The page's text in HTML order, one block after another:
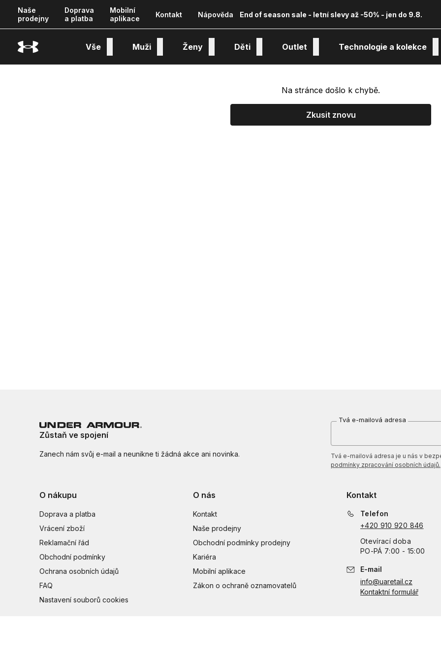
Naše
prodejny
Doprava
a platba
Mobilní
aplikace
Kontakt Nápověda End of season sale - letní slevy až -50% - jen do 9.8.
Vše Muži Ženy Děti Outlet Technologie a kolekce
Na stránce došlo k chybě.
Zkusit znovu
Zůstaň ve spojení
Zanech nám svůj e-mail a neunikne ti žádná akce ani novinka.
Tvá e-mailová adresa
Tvá e-mailová adresa je u nás v
podmínky zpracování osobních údajů.
O nákupu
Doprava a platba
Vrácení zboží
Reklamační řád
Obchodní podmínky
Ochrana osobních údajů
FAQ
Nastavení souborů cookies
O nás
Kontakt
Naše prodejny
Obchodní podmínky prodejny
Kariéra
Mobilní aplikace
Zákon o ochraně oznamovatelů
Kontakt
Telefon
+420 910 920 846
Otevírací doba
PO-PÁ 7:00 - 15:00
E-mail
info@uaretail.cz
Kontaktní formulář